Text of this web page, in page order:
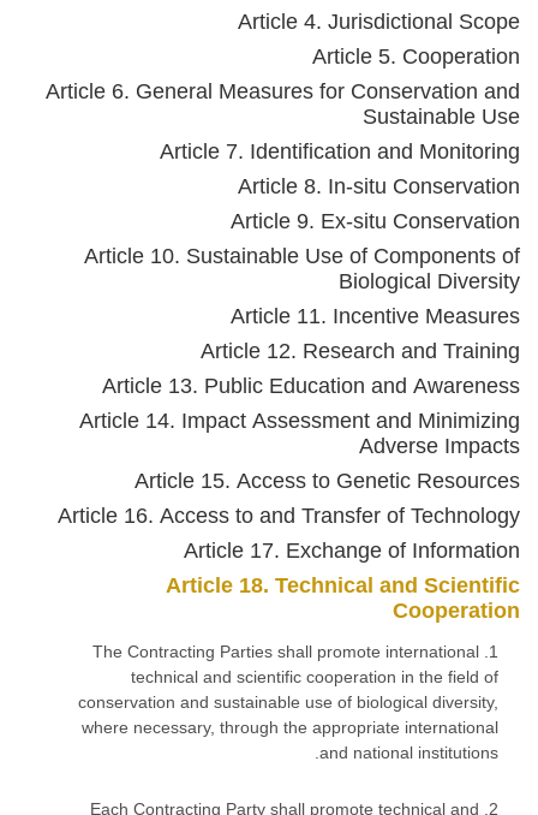
Article 4. Jurisdictional Scope
Article 5. Cooperation
Article 6. General Measures for Conservation and
Sustainable Use
Article 7. Identification and Monitoring
Article 8. In-situ Conservation
Article 9. Ex-situ Conservation
Article 10. Sustainable Use of Components of
Biological Diversity
Article 11. Incentive Measures
Article 12. Research and Training
Article 13. Public Education and Awareness
Article 14. Impact Assessment and Minimizing
Adverse Impacts
Article 15. Access to Genetic Resources
Article 16. Access to and Transfer of Technology
Article 17. Exchange of Information
Article 18. Technical and Scientific
Cooperation
1. The Contracting Parties shall promote international
technical and scientific cooperation in the field of
conservation and sustainable use of biological diversity,
where necessary, through the appropriate international
and national institutions.
2. Each Contracting Party shall promote technical and